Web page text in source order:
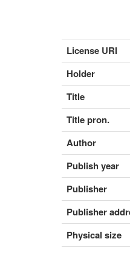
License URI
Holder
Title
Title pron.
Author
Publish year
Publisher
Publisher
Physical size